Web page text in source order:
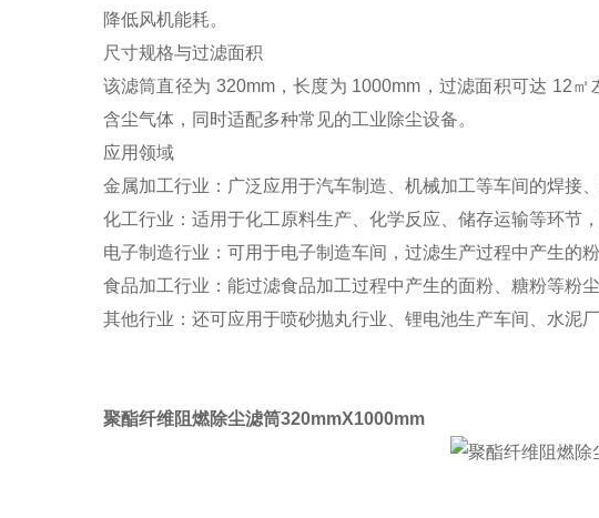
降低风机能耗。
尺寸规格与过滤面积
该滤筒直径为 320mm，长度为 1000mm，过滤面积可达 12
含尘气体，同时适配多种常见的工业除尘设备。
应用领域
金属加工行业：广泛应用于汽车制造、机械加工等车间的焊接
化工行业：适用于化工原料生产、化学反应、储存运输等环节
电子制造行业：可用于电子制造车间，过滤生产过程中产生的
食品加工行业：能过滤食品加工过程中产生的面粉、糖粉等粉
其他行业：还可应用于喷砂抛丸行业、锂电池生产车间、水泥
聚酯纤维阻燃除尘滤筒320mmX1000mm